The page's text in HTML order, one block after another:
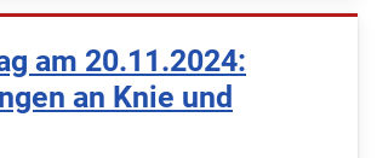
am 20.11.2024:
an Knie und